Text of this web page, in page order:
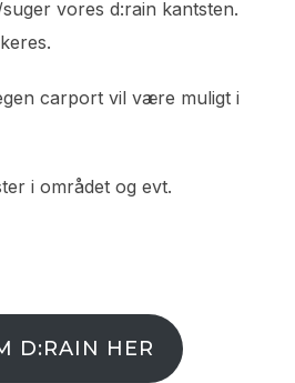
vores d:rain kantsten.
carport vil være muligt i
i området og evt.
D:RAIN HER